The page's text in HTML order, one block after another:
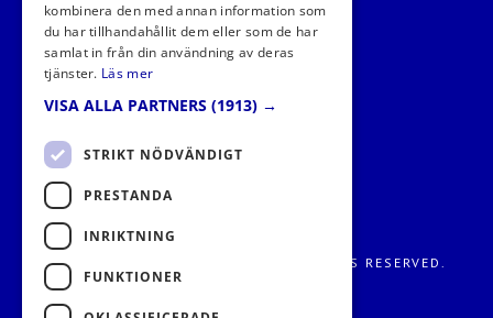
FRITIDS METROPOLEN AB 2026. ALL RIGHTS RESERVED.
kombinera den med annan information som
du har tillhandahållit dem eller som de har
samlat in från din användning av deras
tjänster. Läs mer
VISA ALLA PARTNERS (1913) →
STRIKT NÖDVÄNDIGT
PRESTANDA
INRIKTNING
FUNKTIONER